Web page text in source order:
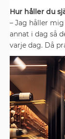
Hur håller du
– Jag håller
annat i dag så
varje dag. Då